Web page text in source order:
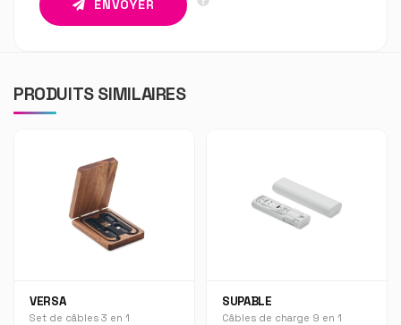
ENVOYER
PRODUITS SIMILAIRES
VERSA
Set de câbles 3 en 1
SUPABLE
Câbles de charge 9 en 1